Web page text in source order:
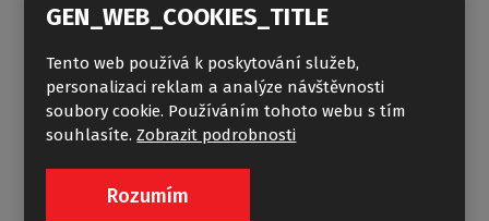
PX BFX
GEN_WEB_COOKIES_TITLE
Tento web používá k poskytování služeb,
personalizaci reklam a analýze návštěvnosti
soubory cookie. Používáním tohoto webu s tím
souhlasíte.Zobrazit podrobnosti
Rozumím